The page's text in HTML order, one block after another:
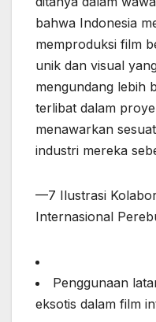
bahwa Indonesia
memproduksi film
unik dan visual
mengundang lebih
terlibat dalam
menawarkan
industri mereka
—7 Ilustrasi
Internasional
Penggunaan
eksotis dalam film